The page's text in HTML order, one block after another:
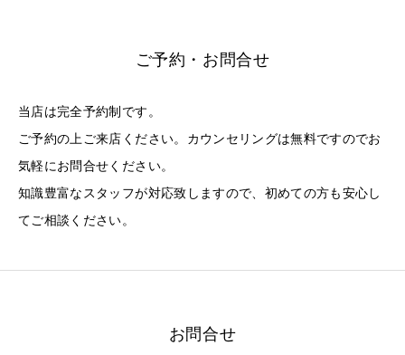
ご予約・お問合せ
当店は完全予約制です。
ご予約の上ご来店ください。カウンセリングは無料ですのでお
気軽にお問合せください。
知識豊富なスタッフが対応致しますので、初めての方も安心し
てご相談ください。
お問合せ